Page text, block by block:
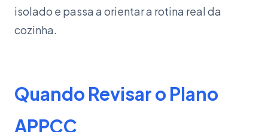
isolado e passa a orientar a rotina real da
cozinha.
Quando Revisar o Plano
APPCC